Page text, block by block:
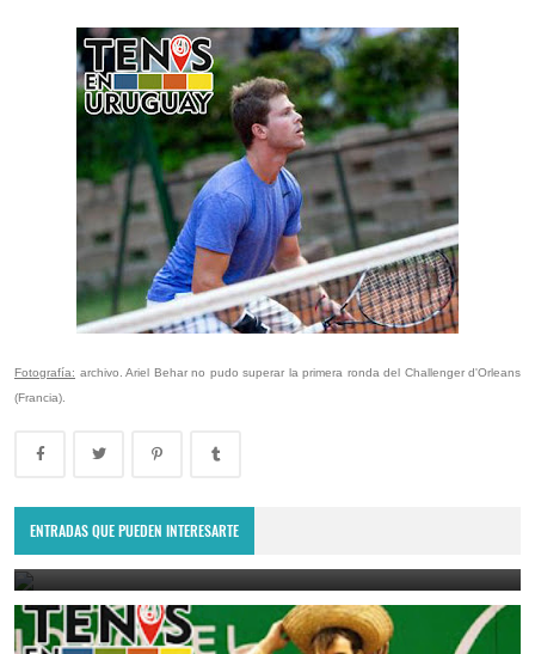
Fotografía: archivo. Ariel Behar no pudo superar la primera ronda del Challenger d'Orleans
(Francia).
ENTRADAS QUE PUEDEN INTERESARTE
Lima Challenger: Ignacio Carou y Franco Roncadelli participarán en
el torneo ATP de Perú
June 23, 2025